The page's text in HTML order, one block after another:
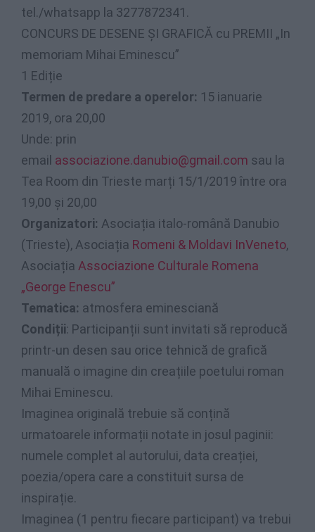
tel./whatsapp la 3277872341.
CONCURS DE DESENE ȘI GRAFICĂ cu PREMII „In
memoriam Mihai Eminescu”
1 Ediție
Termen de predare a operelor: 15 ianuarie
2019, ora 20,00
Unde: prin
email associazione.danubio@gmail.com sau la
Tea Room din Trieste marți 15/1/2019 între ora
19,00 și 20,00
Organizatori: Asociația italo-română Danubio
(Trieste), Asociația Romeni & Moldavi InVeneto,
Asociația Associazione Culturale Romena
„George Enescu”
Tematica: atmosfera eminesciană
Condiții: Participanții sunt invitati să reproducă
printr-un desen sau orice tehnică de grafică
manuală o imagine din creațiile poetului roman
Mihai Eminescu.
Imaginea originală trebuie să conțină
urmatoarele informații notate in josul paginii:
numele complet al autorului, data creației,
poezia/opera care a constituit sursa de
inspirație.
Imaginea (1 pentru fiecare participant) va trebui